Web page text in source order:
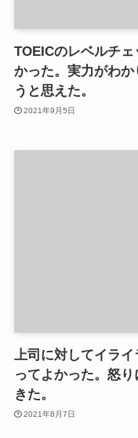
TOEICのレベルチ
かった。実力がわ
うと思えた。
2021年9月5日
上司に対してイラ
ってよかった。怒
きた。
2021年8月7日